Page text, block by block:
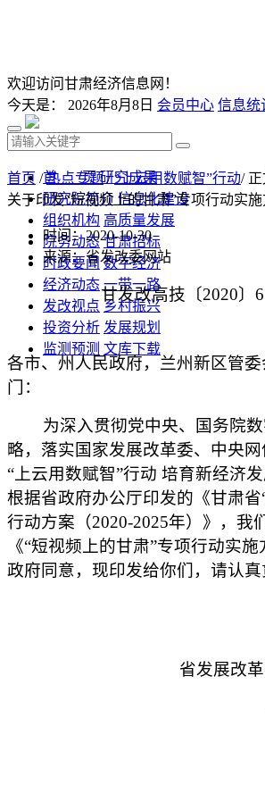
欢迎访问甘肃经济信息网！
今天是： 2026年8月8日 会员中心 信息统
首 页 研究成果
研究院简介 信息化建设
组织机构 高质量发展
院务动态 甘肃招标
时政要闻 数字经济
经济动态 一带一路
发改视点 乡村振兴
投资分析 发展规划
监测预测 文库下载
首页 /热点专题/“上云用数赋智”行动/
关于印发“短视频上的甘肃”专项行动实
时间：2020-10-30
来源：省发改委网站
甘发改高技〔2020〕
各市、州人民政府，兰州新区管
门：
为深入贯彻党中央、国务院数
略，落实国家发展改革委、中央
“上云用数赋智”行动 培育新经济发
根据省政府办公厅印发的《甘肃省
行动方案（2020-2025年）》，我
《“短视频上的甘肃”专项行动实
政府同意，现印发给你们，请认真
省发展改